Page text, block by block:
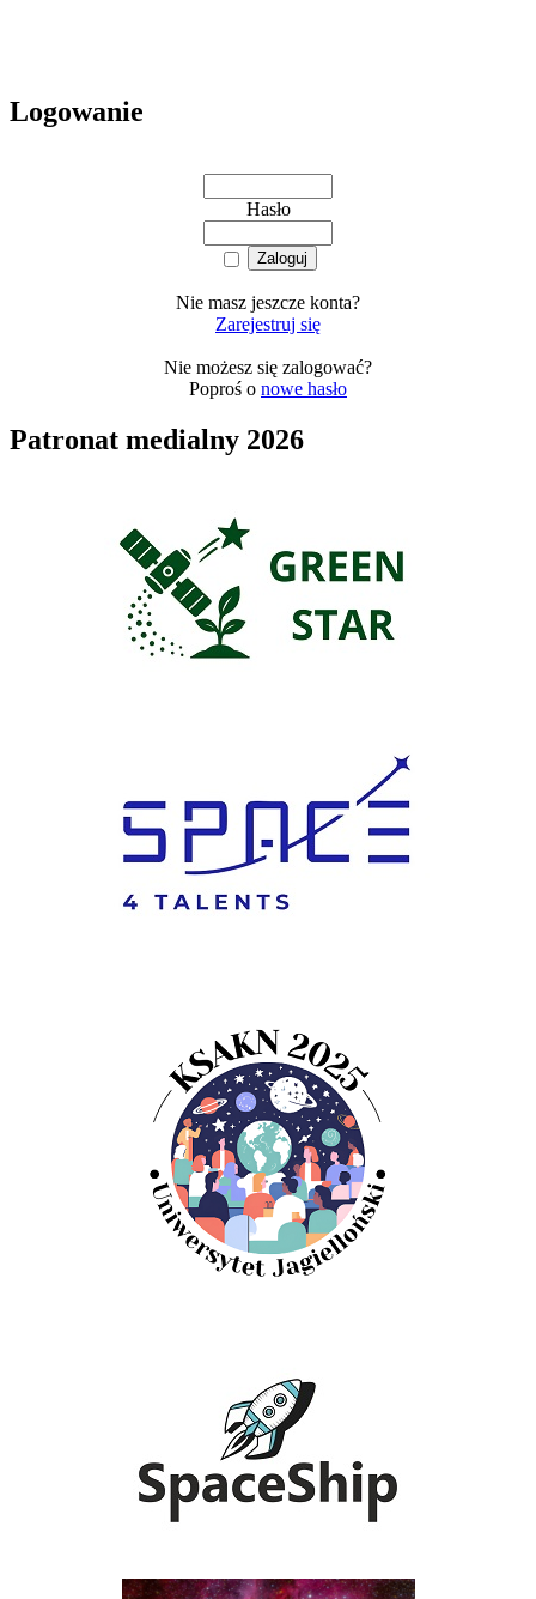
Logowanie
Hasło
Nie masz jeszcze konta?
Zarejestruj się
Nie możesz się zalogować?
Poproś o nowe hasło
Patronat medialny 2026